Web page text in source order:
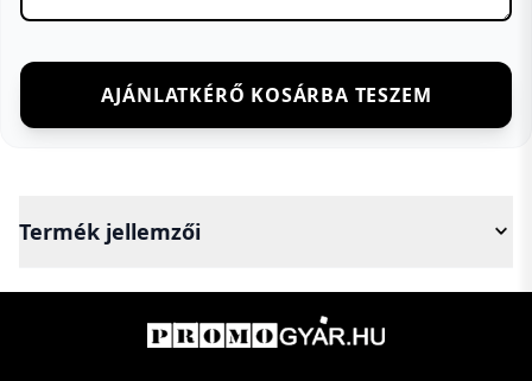
AJÁNLATKÉRŐ KOSÁRBA TESZEM
Termék jellemzői